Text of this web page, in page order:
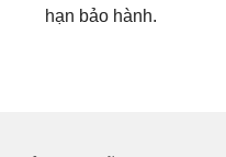
hạn bảo hành.